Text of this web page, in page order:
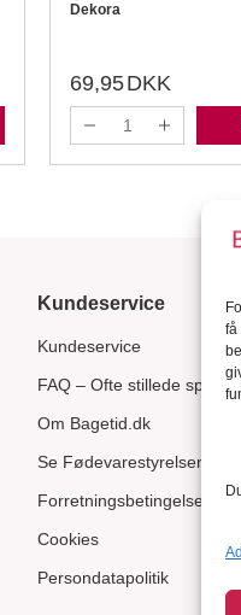
få
Dekora
69,95DKK
Kundeservice
Kundeservice
FAQ – Ofte stillede
Om Bagetid.dk
Se Fødevarestyrelsens
Forretningsbetingelser
Cookies
Persondatapolitik